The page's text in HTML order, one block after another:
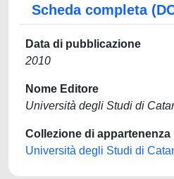
Scheda completa
Data di pubblicazione
2010
Nome Editore
Università degli Studi di
Collezione di appartenenza
Università degli Studi di